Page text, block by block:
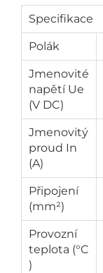
Specifikace
Polák
Jmenovité
napětí Ue
(V DC)
Jmenovitý
proud In
(A)
Připojení
(mm²)
Provozní
teplota (°C
)